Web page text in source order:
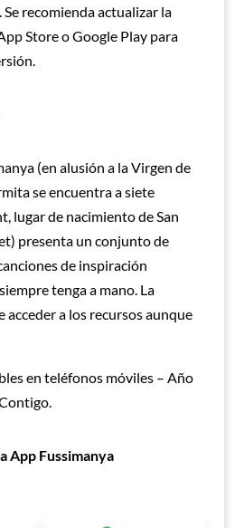
recomienda actualizar la
Store o Google Play para
(en alusión a la Virgen de
se encuentra a siete
lugar de nacimiento de San
presenta un conjunto de
de inspiración
tenga a mano. La
acceder a los recursos aunque
en teléfonos móviles – Año
App Fussimanya